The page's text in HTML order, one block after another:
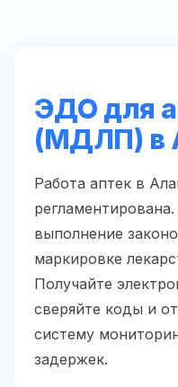
ЭДО для
(МДЛП) в
Работа аптек в
выполнение
маркировке
Получайте
сверяйте коды и
систему
задержек.